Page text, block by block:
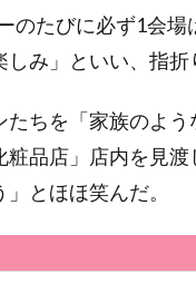
のたびに必ず1会
み」といい、指折
ちを「家族のよ
品店」店内を見
とほほ笑んだ。